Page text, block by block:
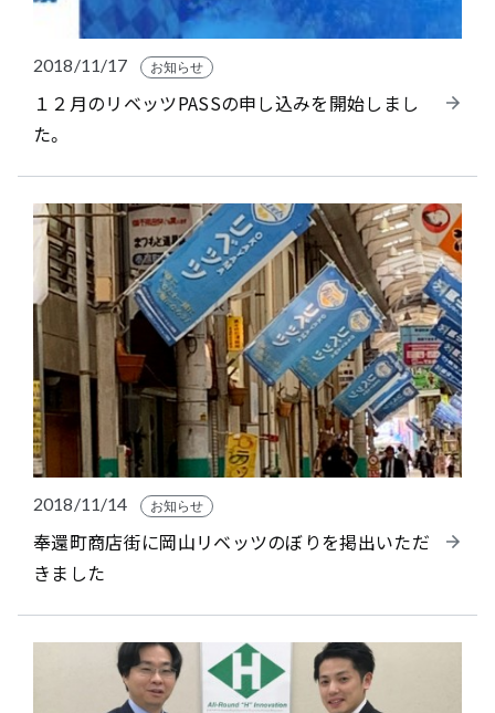
2018/11/17 お知らせ
１２月のリベッツPASSの申し込みを開始しまし
た。
2018/11/14 お知らせ
奉還町商店街に岡山リベッツのぼりを掲出いただ
きました